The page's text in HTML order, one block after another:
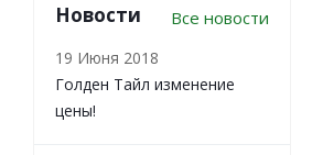
Новости Все новости
19 Июня 2018
Голден Тайл изменение
цены!